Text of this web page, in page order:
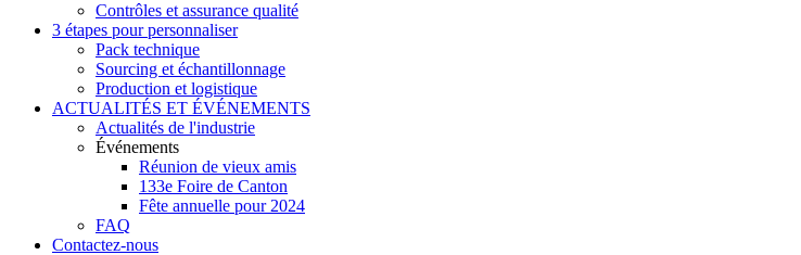
Contrôles et assurance qualité
3 étapes pour personnaliser
Pack technique
Sourcing et échantillonnage
Production et logistique
ACTUALITÉS ET ÉVÉNEMENTS
Actualités de l'industrie
Événements
Réunion de vieux amis
133e Foire de Canton
Fête annuelle pour 2024
FAQ
Contactez-nous